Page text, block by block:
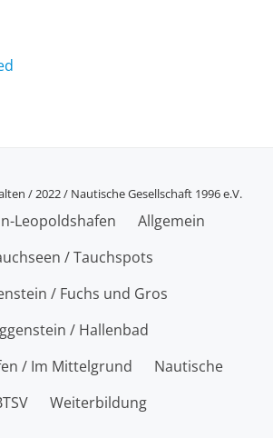
/ 2022 / Nautische Gesellschaft 1996 e.V.
Leopoldshafen
Allgemein
/ Tauchspots
/ Fuchs und Gros
/ Hallenbad
/ Im Mittelgrund
Nautische
Weiterbildung